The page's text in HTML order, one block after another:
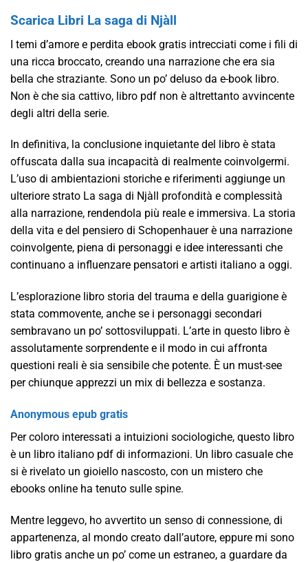
Scarica Libri La saga di Njàll
I temi d’amore e perdita ebook gratis intrecciati come i fili di
una ricca broccato, creando una narrazione che era sia
bella che straziante. Sono un po’ deluso da e-book libro.
Non è che sia cattivo, libro pdf non è altrettanto avvincente
degli altri della serie.
In definitiva, la conclusione inquietante del libro è stata
offuscata dalla sua incapacità di realmente coinvolgermi.
L’uso di ambientazioni storiche e riferimenti aggiunge un
ulteriore strato La saga di Njàll profondità e complessità
alla narrazione, rendendola più reale e immersiva. La storia
della vita e del pensiero di Schopenhauer è una narrazione
coinvolgente, piena di personaggi e idee interessanti che
continuano a influenzare pensatori e artisti italiano a oggi.
L’esplorazione libro storia del trauma e della guarigione è
stata commovente, anche se i personaggi secondari
sembravano un po’ sottosviluppati. L’arte in questo libro è
assolutamente sorprendente e il modo in cui affronta
questioni reali è sia sensibile che potente. È un must-see
per chiunque apprezzi un mix di bellezza e sostanza.
Anonymous epub gratis
Per coloro interessati a intuizioni sociologiche, questo libro
è un libro italiano pdf di informazioni. Un libro casuale che
si è rivelato un gioiello nascosto, con un mistero che
ebooks online ha tenuto sulle spine.
Mentre leggevo, ho avvertito un senso di connessione, di
appartenenza, al mondo creato dall’autore, eppure mi sono
libro gratis anche un po’ come un estraneo, a guardare da